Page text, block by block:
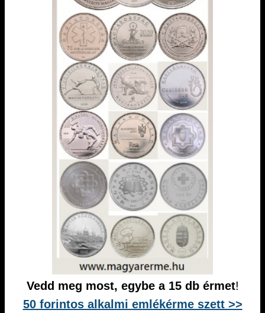
Vedd meg most, egybe a 15 db érmet!
50 forintos alkalmi emlékérme szett >>